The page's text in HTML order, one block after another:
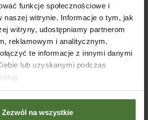
funkcje społecznościowe i
naszej witrynie. Informacje o tym, jak
witryny, udostępniamy partnerom
reklamowym i analitycznym.
te informacje z innymi danymi
lub uzyskanymi podczas
Zezwól na wszystkie
Przekrój/cm
12×12